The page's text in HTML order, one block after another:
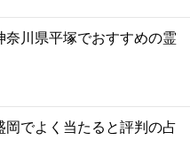
川県平塚でおすすめの霊
でよく当たると評判の占